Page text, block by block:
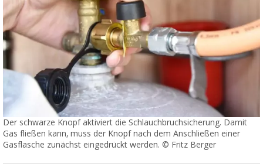
Der schwarze Knopf aktiviert die Schlauchbruchsicherung. Damit
Gas fließen kann, muss der Knopf nach dem Anschließen einer
Gasflasche zunächst eingedrückt werden. © Fritz Berger